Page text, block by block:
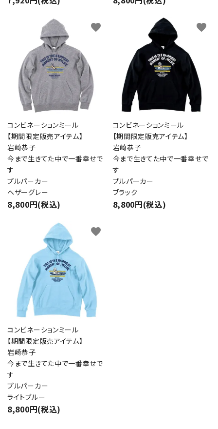
コンビネーションミール
【期間限定販売アイテム】
岩崎恭子
今まで生きてた中で一番幸せで
す
プルパーカー
ヘザーグレー
8,800円(税込)
favorite
コンビネーションミール
【期間限定販売アイテム】
岩崎恭子
今まで生きてた中で一番幸せで
す
プルパーカー
ブラック
8,800円(税込)
favorite
コンビネーションミール
【期間限定販売アイテム】
岩崎恭子
今まで生きてた中で一番幸せで
す
プルパーカー
ライトブルー
8,800円(税込)
favorite
キーワード
カテゴリー